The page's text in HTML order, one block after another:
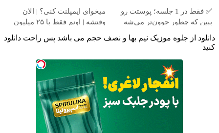
✅ فقط در 1 جلسه؛ پوستت رو
ببین که چطور جوون‌تر می‌شه
میخوای ایمپلنت کنی؟ | الان
وقتشه | اونم فقط با ۲۵ میلیون
دانلود از جلوه موزیک نیم بها و نصف حجم می باشد پس راحت دانلود
کنید